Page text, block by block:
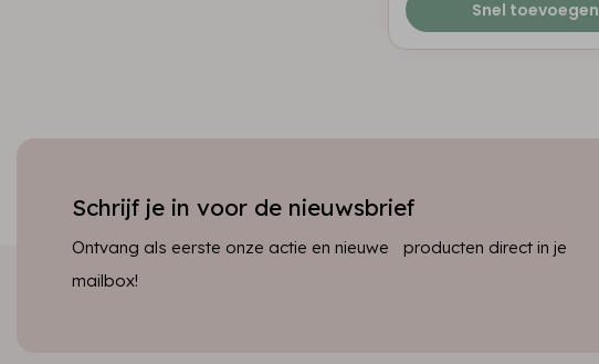
Snel toevoegen
Schrijf je in voor de nieuwsbrief
Ontvang als eerste onze actie en nieuwe producten direct in je
mailbox!